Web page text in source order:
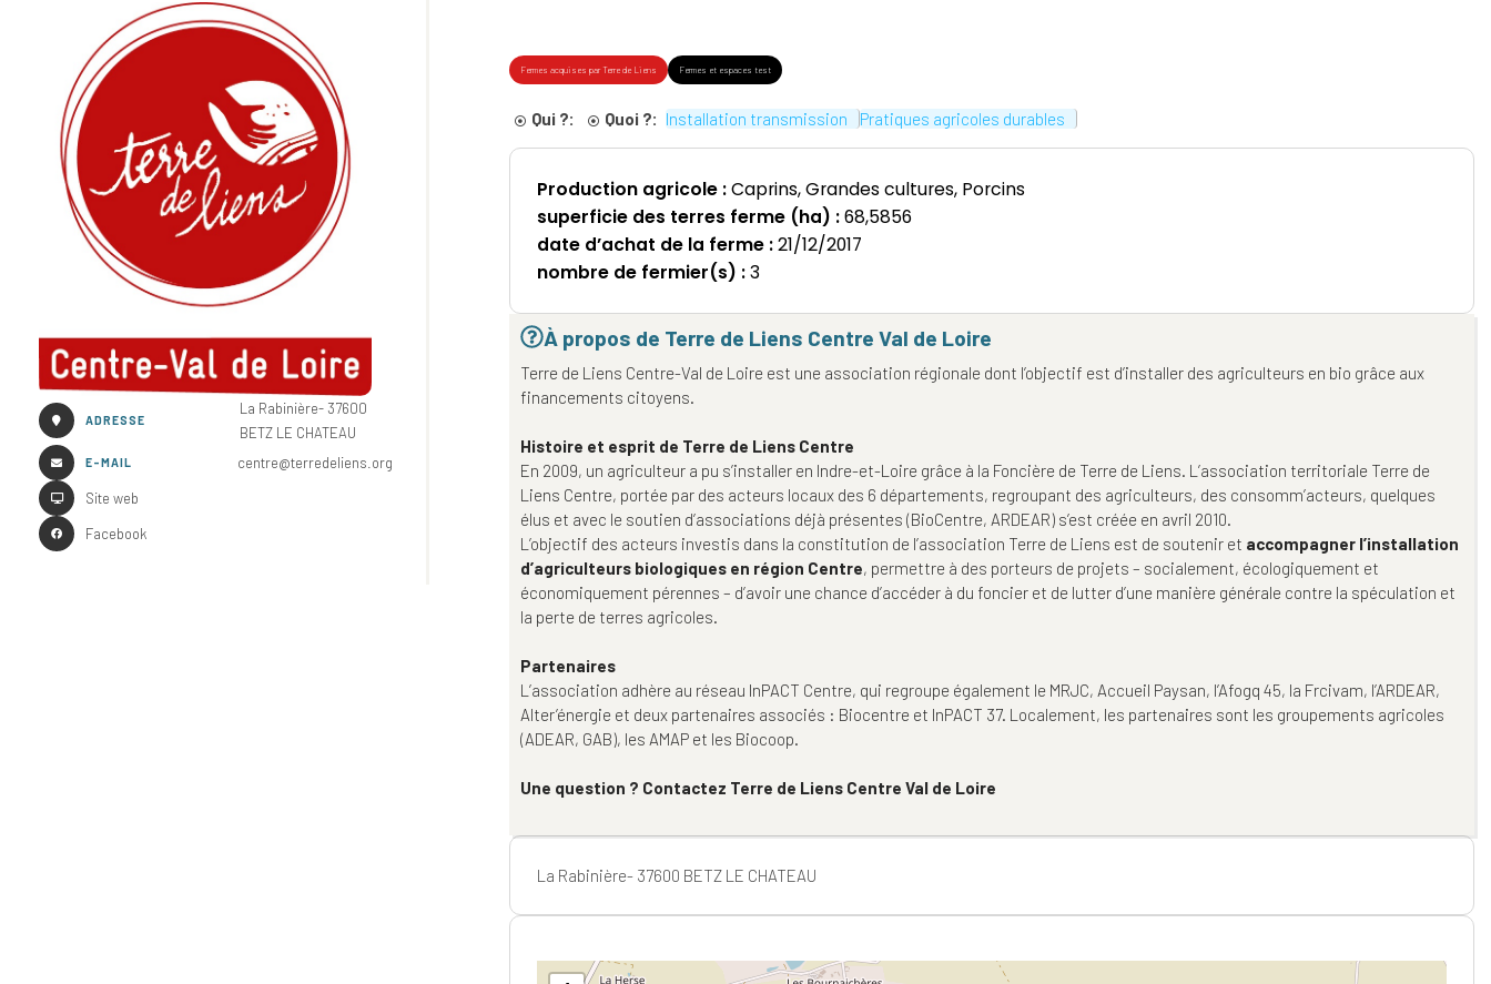
ADRESSE
La Rabinière- 37600
BETZ LE CHATEAU
E-MAIL
centre@terredeliens.org
Site web
Facebook
Fermes acquises par Terre de Liens Fermes et espaces test
Qui ?: Quoi ?: Installation transmission Pratiques agricoles durables
Production agricole :Caprins, Grandes cultures, Porcins
superficie des terres ferme (ha) :68,5856
date d’achat de la ferme :21/12/2017
nombre de fermier(s) :3
À propos de Terre de Liens Centre Val de Loire
Terre de Liens Centre-Val de Loire est une association régionale dont l’objectif est d’installer des agriculteurs en bio grâce aux
financements citoyens.
Histoire et esprit de Terre de Liens Centre
En 2009, un agriculteur a pu s’installer en Indre-et-Loire grâce à la Foncière de Terre de Liens. L’association territoriale Terre de
Liens Centre, portée par des acteurs locaux des 6 départements, regroupant des agriculteurs, des consomm’acteurs, quelques
élus et avec le soutien d’associations déjà présentes (BioCentre, ARDEAR) s’est créée en avril 2010.
L’objectif des acteurs investis dans la constitution de l’association Terre de Liens est de soutenir et accompagner l’installation
d’agriculteurs biologiques en région Centre, permettre à des porteurs de projets – socialement, écologiquement et
économiquement pérennes – d’avoir une chance d’accéder à du foncier et de lutter d’une manière générale contre la spéculation et
la perte de terres agricoles.
Partenaires
L’association adhère au réseau InPACT Centre, qui regroupe également le MRJC, Accueil Paysan, l’Afogq 45, la Frcivam, l’ARDEAR,
Alter’énergie et deux partenaires associés : Biocentre et InPACT 37. Localement, les partenaires sont les groupements agricoles
(ADEAR, GAB), les AMAP et les Biocoop.
Une question ? Contactez Terre de Liens Centre Val de Loire
La Rabinière- 37600 BETZ LE CHATEAU